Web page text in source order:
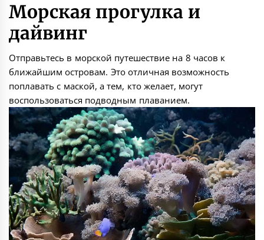
Морская прогулка и
дайвинг
Отправьтесь в морской путешествие на 8 часов к
ближайшим островам. Это отличная возможность
поплавать с маской, а тем, кто желает, могут
воспользоваться подводным плаванием.